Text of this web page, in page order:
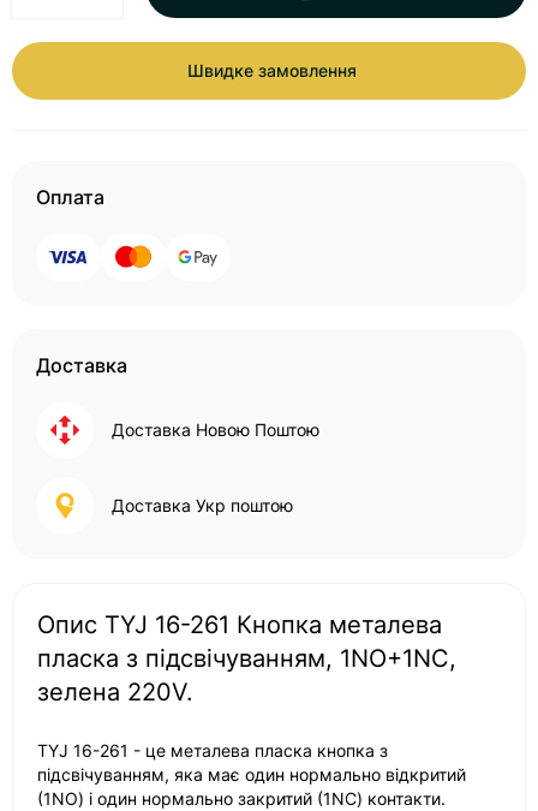
Швидке замовлення
Оплата
Доставка
Доставка Новою Поштою
Доставка Укр поштою
Опис TYJ 16-261 Кнопка металева
пласка з підсвічуванням, 1NO+1NC,
зелена 220V.
TYJ 16-261 - це металева пласка кнопка з
підсвічуванням, яка має один нормально відкритий
(1NO) і один нормально закритий (1NC) контакти.